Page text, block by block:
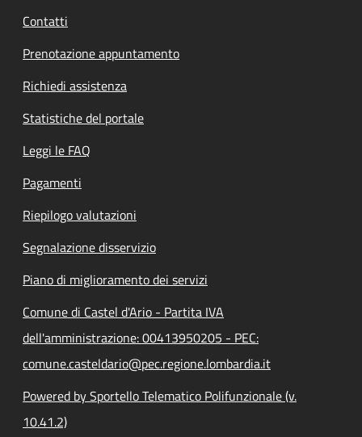
Contatti
Prenotazione appuntamento
Richiedi assistenza
Statistiche del portale
Leggi le FAQ
Pagamenti
Riepilogo valutazioni
Segnalazione disservizio
Piano di miglioramento dei servizi
Comune di Castel d'Ario - Partita IVA
dell'amministrazione: 00413950205 - PEC:
comune.casteldario@pec.regione.lombardia.it
Powered by Sportello Telematico Polifunzionale (v.
10.41.2)